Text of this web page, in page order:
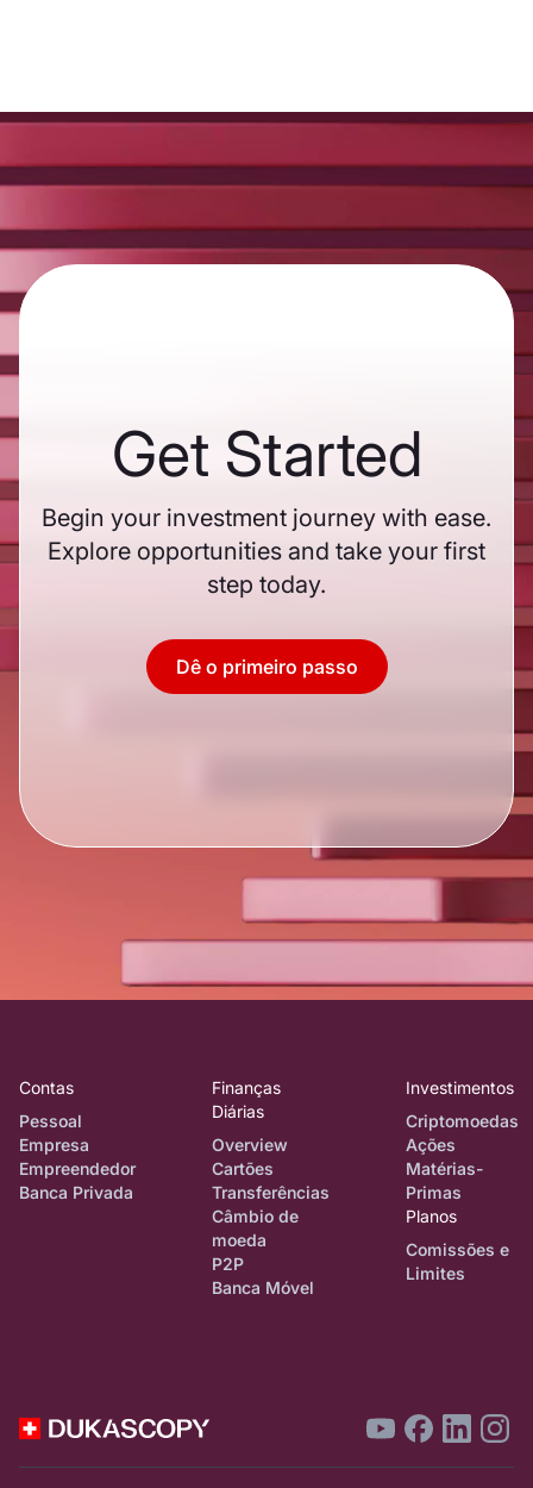
Get Started
Begin your investment journey with ease.
Explore opportunities and take your first
step today.
Dê o primeiro passo
Contas
Pessoal
Empresa
Empreendedor
Banca Privada
Finanças
Diárias
Overview
Cartões
Transferências
Câmbio de
moeda
P2P
Banca Móvel
Investimentos
Criptomoedas
Ações
Matérias-
Primas
Planos
Comissões e
Limites